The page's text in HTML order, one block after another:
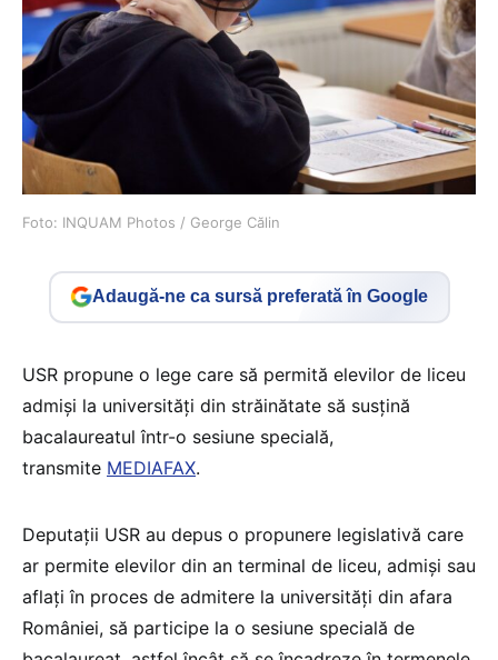
Foto: INQUAM Photos / George Călin
Adaugă-ne ca sursă preferată în Google
USR propune o lege care să permită elevilor de liceu
admiși la universități din străinătate să susțină
bacalaureatul într-o sesiune specială,
transmite MEDIAFAX.
Deputații USR au depus o propunere legislativă care
ar permite elevilor din an terminal de liceu, admiși sau
aflați în proces de admitere la universități din afara
României, să participe la o sesiune specială de